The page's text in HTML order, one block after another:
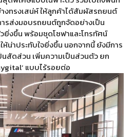
ทรงเสน่ห์ ให้ลูกค้าได้สัมผัสรถยนต์
รส่งมอบรถยนต์ถูกจัดอย่างเป็น
งขึ้น พร้อมชุดโซฟาและโทรทัศน์
น่าประทับใจยิ่งขึ้น นอกจากนี้ ยังมีการ
สัดส่วน เพิ่มความเป็นส่วนตัว ยก
แบบไร้รอยต่อ